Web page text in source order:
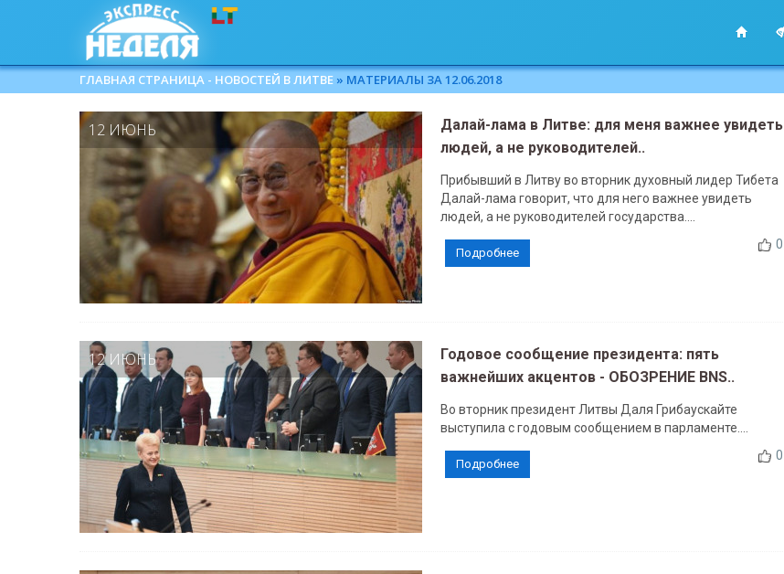
ГЛАВНАЯ СТРАНИЦА - НОВОСТЕЙ В ЛИТВЕ » МАТЕРИАЛЫ ЗА 12.06.2018
12 ИЮНЬ
Далай-лама в Литве: для меня важнее увидеть
людей, а не руководителей..
Прибывший в Литву во вторник духовный лидер Тибета
Далай-лама говорит, что для него важнее увидеть
людей, а не руководителей государства....
0
Подробнее
12 ИЮНЬ
Годовое сообщение президента: пять
важнейших акцентов - ОБОЗРЕНИЕ BNS..
Во вторник президент Литвы Даля Грибаускайте
выступила с годовым сообщением в парламенте....
0
Подробнее